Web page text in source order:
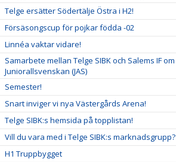
Telge ersätter Södertälje Östra i H2!
Försäsongscup för pojkar födda -02
Linnéa vaktar vidare!
Samarbete mellan Telge SIBK och Salems IF om
Juniorallsvenskan (JAS)
Semester!
Snart inviger vi nya Västergårds Arena!
Telge SIBK:s hemsida på topplistan!
Vill du vara med i Telge SIBK:s marknadsgrupp?
H1 Truppbygget